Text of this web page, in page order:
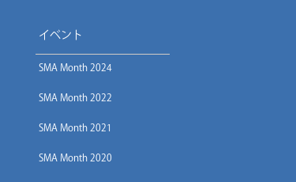
イベント
SMA Month 2024
SMA Month 2022
SMA Month 2021
SMA Month 2020